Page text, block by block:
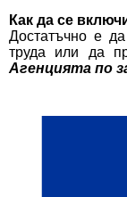
Как да се
Достатъчно е
труда или да
Агенцията по